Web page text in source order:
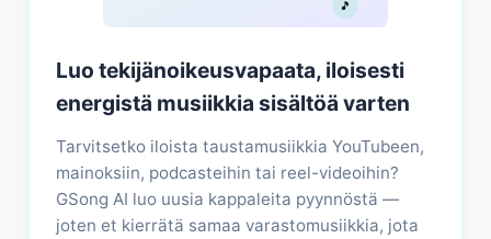
🎵
Luo tekijänoikeusvapaata, iloisesti
energistä musiikkia sisältöä varten
Tarvitsetko iloista taustamusiikkia YouTubeen,
mainoksiin, podcasteihin tai reel-videoihin?
GSong AI luo uusia kappaleita pyynnöstä —
joten et kierrätä samaa varastomusiikkia, jota